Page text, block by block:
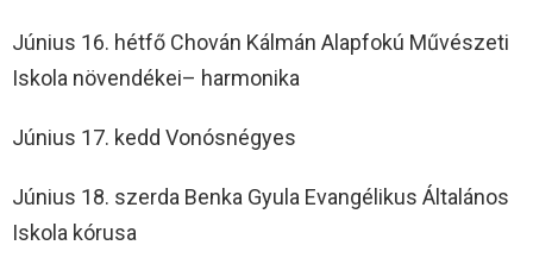
Június 16. hétfő Chován Kálmán Alapfokú Művészeti
Iskola növendékei– harmonika
Június 17. kedd Vonósnégyes
Június 18. szerda Benka Gyula Evangélikus Általános
Iskola kórusa